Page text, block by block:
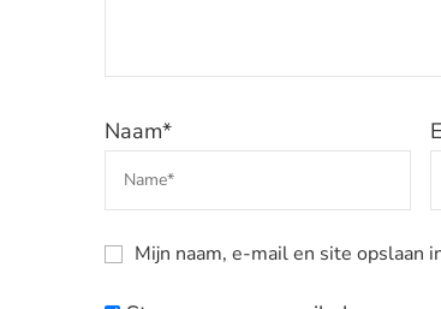
Naam*
Mijn naam, e-mail en site opslaan